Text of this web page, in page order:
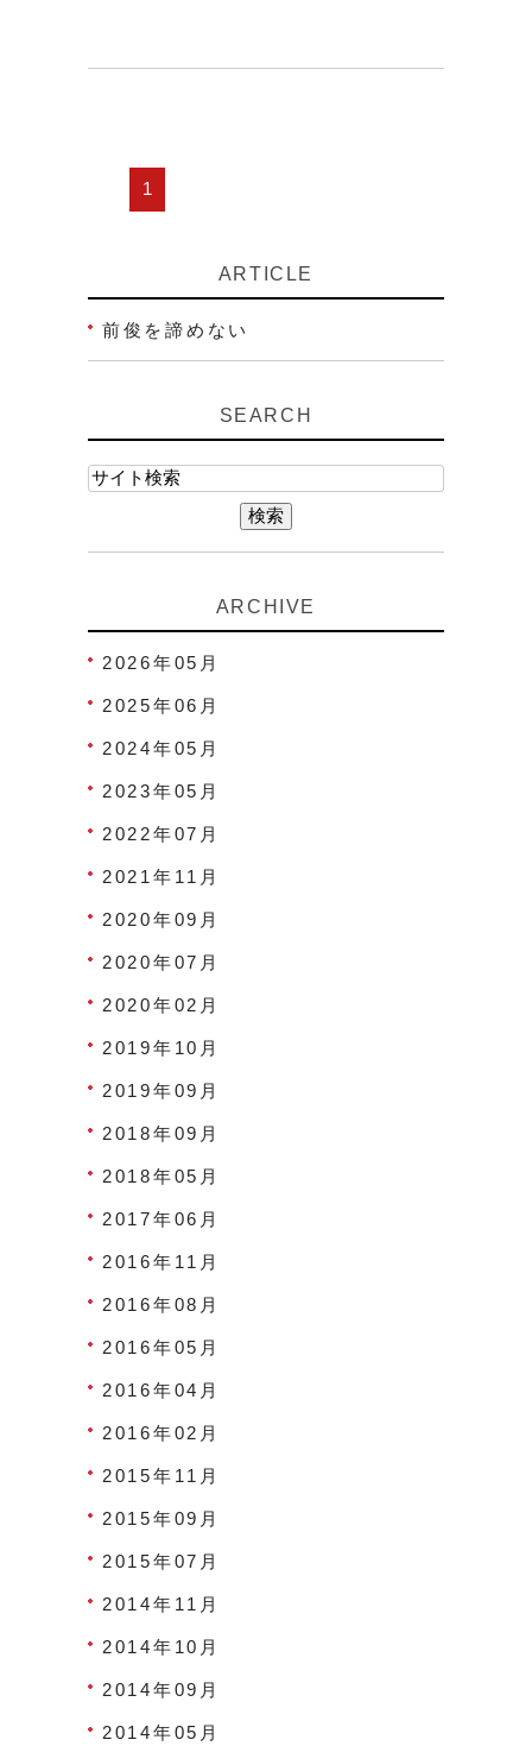
1
ARTICLE
前俊を諦めない
SEARCH
ARCHIVE
2026年05月
2025年06月
2024年05月
2023年05月
2022年07月
2021年11月
2020年09月
2020年07月
2020年02月
2019年10月
2019年09月
2018年09月
2018年05月
2017年06月
2016年11月
2016年08月
2016年05月
2016年04月
2016年02月
2015年11月
2015年09月
2015年07月
2014年11月
2014年10月
2014年09月
2014年05月